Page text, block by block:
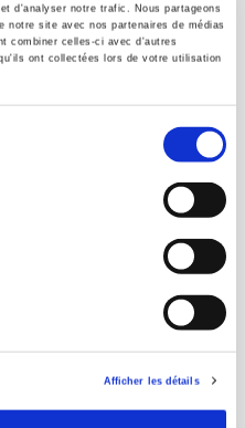
d'analyser notre trafic. Nous partageons
notre site avec nos partenaires de médias
combiner celles-ci avec d'autres
ont collectées lors de votre utilisation
Afficher les détails
has a threefold role: to publish
works for student use, and to